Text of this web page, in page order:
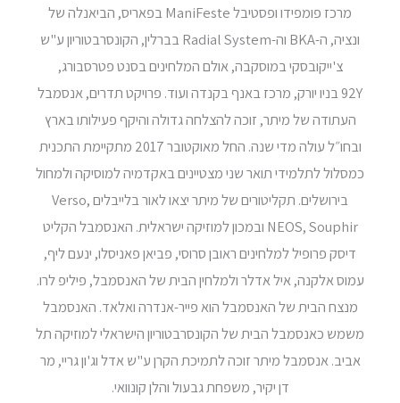
מרכז פומפידו ופסטיבל ManiFeste בפאריס, הביאנלה של
ונציה, ה-BKA וה-Radial System בברלין, הקונסרבטוריון ע"ש
צ'ייקובסקי במוסקבה, אולם המלחינים בסנט פטרסבורג,
92Y בניו יורק, מרכז באנף בקנדה ועוד. פרויקט תדרים, אנסמבל
העתודה של מיתר, זוכה להצלחה גדולה והיקף פעילותו בארץ
ובחו״ל עולה מדי שנה. החל מאוקטובר 2017 מתקיימת התכנית
כמסלול לתלמידי תואר שני מצטיינים באקדמיה למוסיקה ולמחול
בירושלים. תקליטורים של מיתר יצאו לאור בלייבלים Verso,
NEOS, Souphir ובמכון למוזיקה ישראלית. האנסמבל הקליט
דיסק פרופיל למלחינים ראובן סרוסי, פביאן פאניסלו, ינעם ליף,
עמוס אלקנה, איל אדלר ולמלחין הבית של האנסמבל, פיליפ לרו.
מנצח הבית של האנסמבל הוא פייר-אנדרה ואלאד. האנסמבל
משמש כאנסמבל הבית של הקונסרבטוריון הישראלי למוזיקה תל
אביב. אנסמבל מיתר זוכה לתמיכת הקרן ע"ש אדל וג'ון גריי, מר
דן יקיר, משפחת גבעול והלן קונוואי.